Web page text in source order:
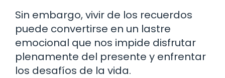
Sin embargo, vivir de los recuerdos
puede convertirse en un lastre
emocional que nos impide disfrutar
plenamente del presente y enfrentar
los desafíos de la vida.